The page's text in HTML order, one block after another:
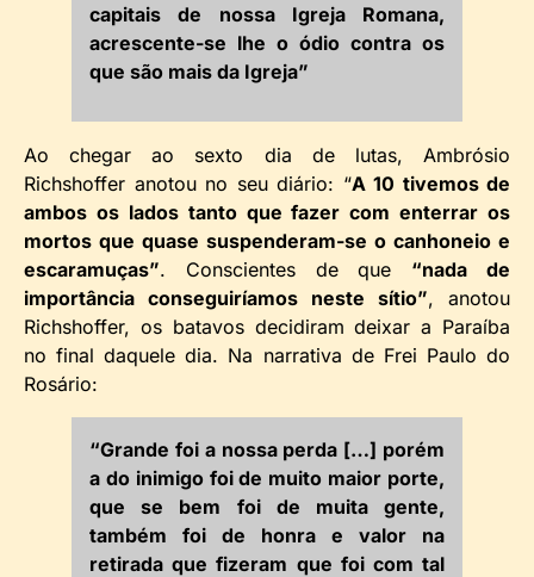
capitais de nossa Igreja Romana,
acrescente-se lhe o ódio contra os
que são mais da Igreja”
Ao chegar ao sexto dia de lutas, Ambrósio
Richshoffer anotou no seu diário: “A 10 tivemos de
ambos os lados tanto que fazer com enterrar os
mortos que quase suspenderam-se o canhoneio e
escaramuças”. Conscientes de que “nada de
importância conseguiríamos neste sítio”, anotou
Richshoffer, os batavos decidiram deixar a Paraíba
no final daquele dia. Na narrativa de Frei Paulo do
Rosário:
“Grande foi a nossa perda […] porém
a do inimigo foi de muito maior porte,
que se bem foi de muita gente,
também foi de honra e valor na
retirada que fizeram que foi com tal